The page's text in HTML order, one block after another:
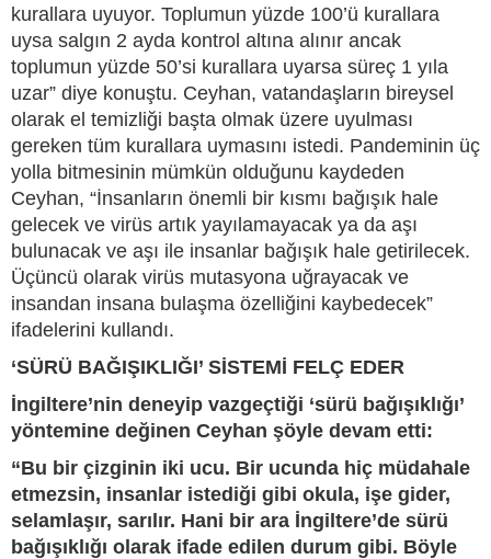
kurallara uyuyor. Toplumun yüzde 100’ü kurallara
uysa salgın 2 ayda kontrol altına alınır ancak
toplumun yüzde 50’si kurallara uyarsa süreç 1 yıla
uzar” diye konuştu. Ceyhan, vatandaşların bireysel
olarak el temizliği başta olmak üzere uyulması
gereken tüm kurallara uymasını istedi. Pandeminin üç
yolla bitmesinin mümkün olduğunu kaydeden
Ceyhan, “İnsanların önemli bir kısmı bağışık hale
gelecek ve virüs artık yayılamayacak ya da aşı
bulunacak ve aşı ile insanlar bağışık hale getirilecek.
Üçüncü olarak virüs mutasyona uğrayacak ve
insandan insana bulaşma özelliğini kaybedecek”
ifadelerini kullandı.
‘SÜRÜ BAĞIŞIKLIĞI’ SİSTEMİ FELÇ EDER
İngiltere’nin deneyip vazgeçtiği ‘sürü bağışıklığı’
yöntemine değinen Ceyhan şöyle devam etti:
“Bu bir çizginin iki ucu. Bir ucunda hiç müdahale
etmezsin, insanlar istediği gibi okula, işe gider,
selamlaşır, sarılır. Hani bir ara İngiltere’de sürü
bağışıklığı olarak ifade edilen durum gibi. Böyle